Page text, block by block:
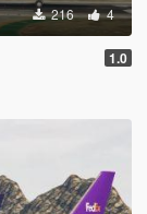
216 4
1.0